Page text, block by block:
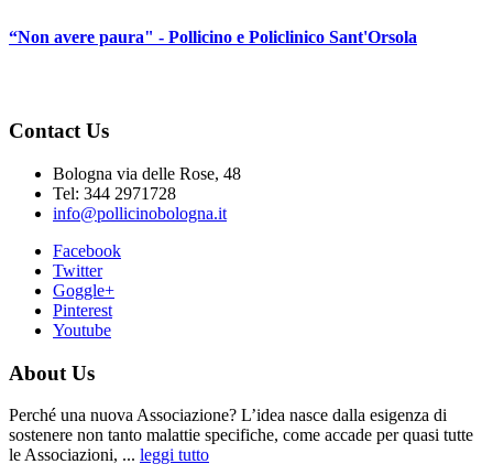
“Non avere paura" - Pollicino e Policlinico Sant'Orsola
Contact Us
Bologna via delle Rose, 48
Tel: 344 2971728
info@pollicinobologna.it
Facebook
Twitter
Goggle+
Pinterest
Youtube
About Us
Perché una nuova Associazione? L’idea nasce dalla esigenza di
sostenere non tanto malattie specifiche, come accade per quasi tutte
le Associazioni, ... leggi tutto